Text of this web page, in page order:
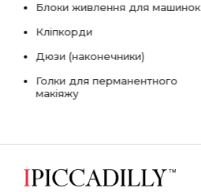
Блоки живлення для машинок
Кліпкорди
Дюзи (наконечники)
Голки для перманентного
макіяжу